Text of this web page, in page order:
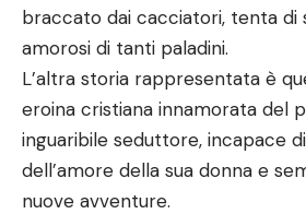
braccato dai cacciatori, tenta di
amorosi di tanti paladini.
L’altra storia rappresentata è
eroina cristiana innamorata del
inguaribile seduttore, incapace
dell’amore della sua donna e
nuove avventure.